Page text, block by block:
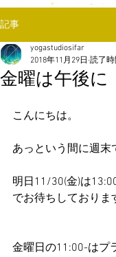
記事
金曜は午後に
yogastudiosifar
2018年11月29日 読了
こんにちは。
あっという間に週末
明日11/30(金)は
でお待ちしておりま
金曜日の11:00-はプ